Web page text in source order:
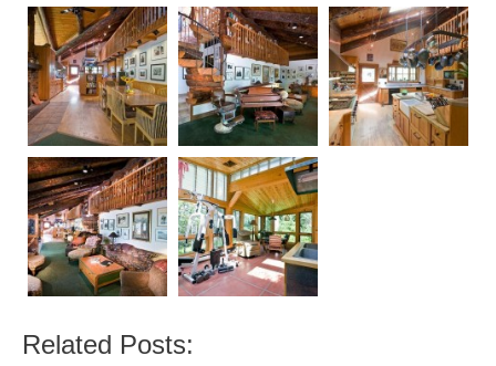
Related Posts: